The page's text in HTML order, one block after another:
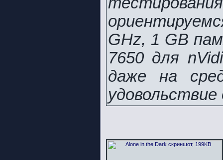
GHz, 1 GB
7650 для
даже на